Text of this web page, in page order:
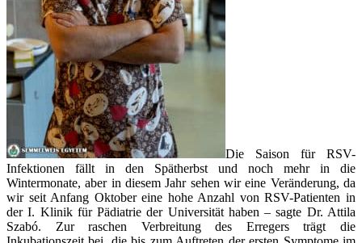
Die Saison für RSV-
Infektionen fällt in den Spätherbst und noch mehr in die
Wintermonate, aber in diesem Jahr sehen wir eine Veränderung, da
wir seit Anfang Oktober eine hohe Anzahl von RSV-Patienten in
der I. Klinik für Pädiatrie der Universität haben – sagte Dr. Attila
Szabó. Zur raschen Verbreitung des Erregers trägt die